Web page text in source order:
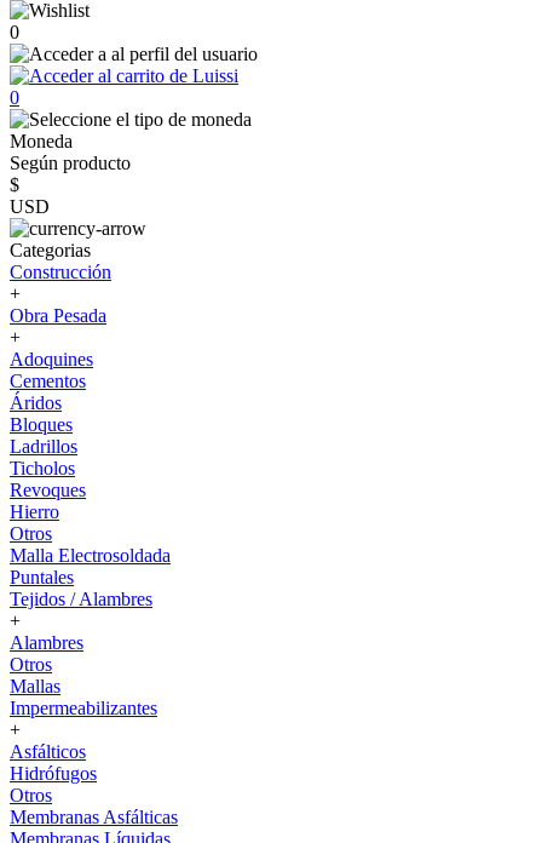
0
0
Moneda
Según producto
$
USD
Categorias
Construcción
+
Obra Pesada
+
Adoquines
Cementos
Áridos
Bloques
Ladrillos
Ticholos
Revoques
Hierro
Otros
Malla Electrosoldada
Puntales
Tejidos / Alambres
+
Alambres
Otros
Mallas
Impermeabilizantes
+
Asfálticos
Hidrófugos
Otros
Membranas Asfálticas
Membranas Líquidas